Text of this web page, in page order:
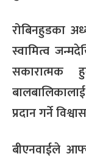
रोबिनहुडका
स्वामित्व
सकारात्मक
प्रदान गर्ने
बीएनवाईले